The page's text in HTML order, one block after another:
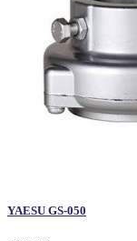
YAESU GS-050